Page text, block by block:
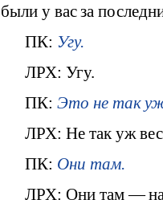
были у вас за
ПК: Угу.
ЛРХ: Угу.
ПК: Это не так уж
ЛРХ: Не так уж
ПК: Они там.
ЛРХ: Они там — на